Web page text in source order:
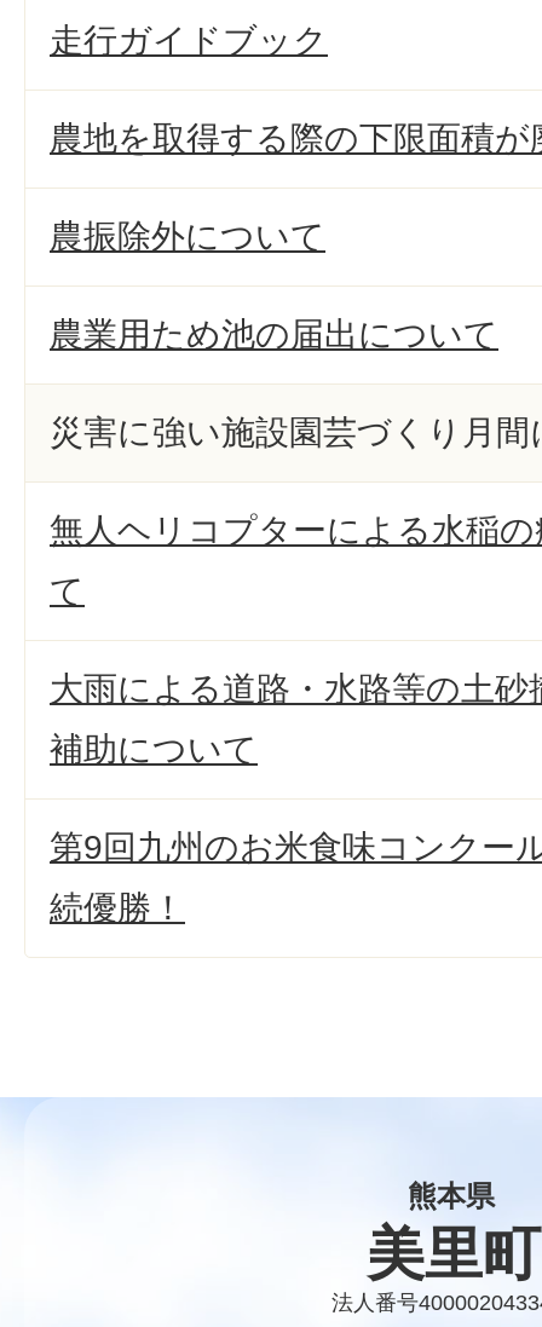
走行ガイドブック
農地を取得する際の下限面積
農振除外について
農業用ため池の届出について
災害に強い施設園芸づくり月
無人ヘリコプターによる水稲
て
大雨による道路・水路等の土
補助について
第9回九州のお米食味コンクー
続優勝！
熊本県
美里町
法人番号